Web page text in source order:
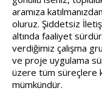
aramıza
oluruz. Şiddetsiz
altında faaliyet
verdiğimiz çalışma
ve proje uygulama
üzere tüm süreçlere
mümkündür.